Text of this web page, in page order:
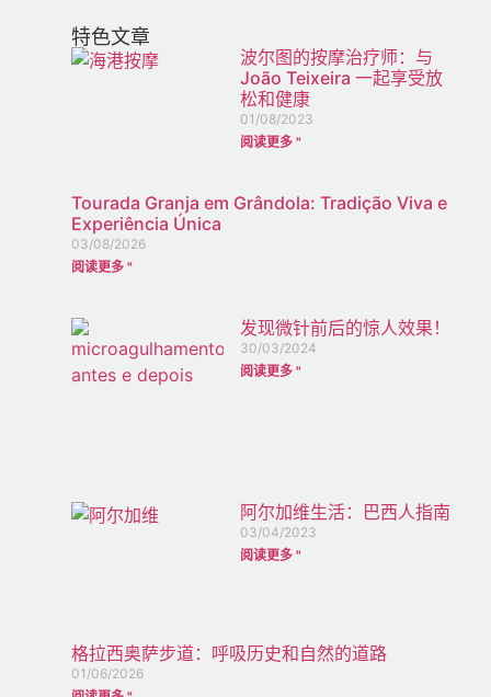
特色文章
波尔图的按摩治疗师：与
João Teixeira 一起享受放
松和健康
01/08/2023
阅读更多 "
Tourada Granja em Grândola: Tradição Viva e
Experiência Única
03/08/2026
阅读更多 "
发现微针前后的惊人效果！
30/03/2024
阅读更多 "
阿尔加维生活：巴西人指南
03/04/2023
阅读更多 "
格拉西奥萨步道：呼吸历史和自然的道路
01/06/2026